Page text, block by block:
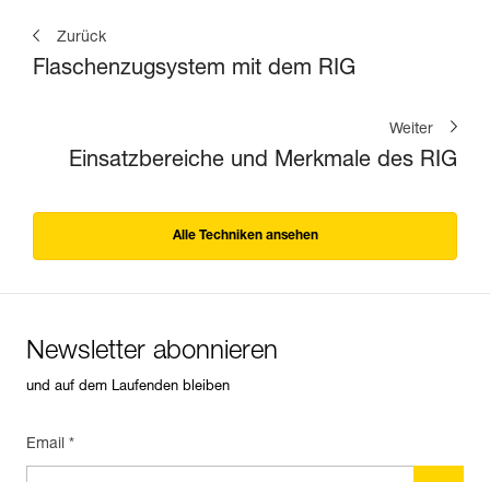
Zurück
Flaschenzugsystem mit dem RIG
Weiter
Einsatzbereiche und Merkmale des RIG
Alle Techniken ansehen
Newsletter abonnieren
und auf dem Laufenden bleiben
Email *